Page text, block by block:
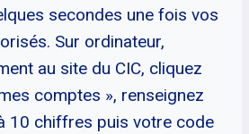
secondes une fois vos
Sur ordinateur,
au site du CIC, cliquez
comptes », renseignez
10 chiffres puis votre code